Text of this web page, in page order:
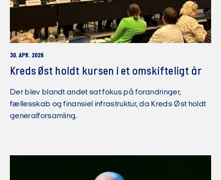
30. APR. 2026
Kreds Øst holdt kursen i et omskifteligt år
Der blev blandt andet sat fokus på forandringer,
fællesskab og finansiel infrastruktur, da Kreds Øst holdt
generalforsamling.